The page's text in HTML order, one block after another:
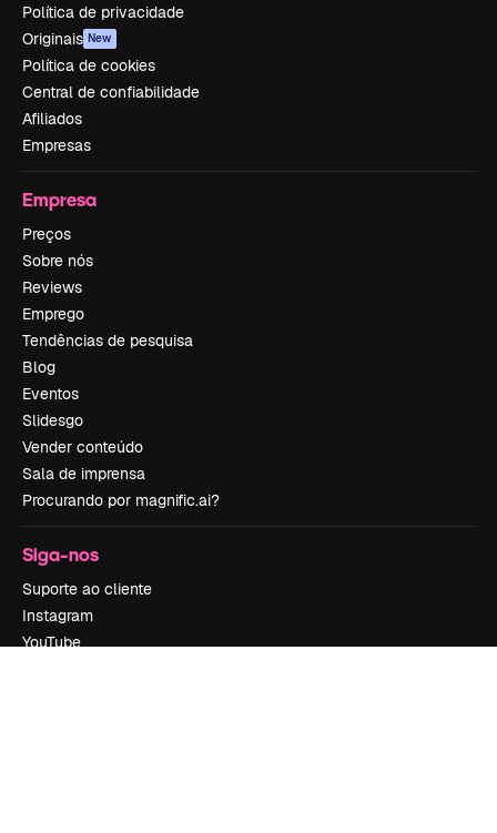
Política de privacidade
Originais New
Política de cookies
Central de confiabilidade
Afiliados
Empresas
Empresa
Preços
Sobre nós
Reviews
Emprego
Tendências de pesquisa
Blog
Eventos
Slidesgo
Vender conteúdo
Sala de imprensa
Procurando por magnific.ai?
Siga-nos
Suporte ao cliente
Instagram
YouTube